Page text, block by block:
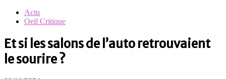
Actu
Oeil Critique
Et si les salons de l’auto retrouvaient
le sourire ?